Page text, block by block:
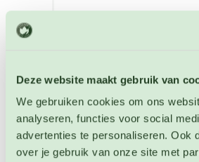
Deze website maakt gebruik van
We gebruiken cookies om ons
analyseren, functies voor social
advertenties te personaliseren. Ook
over je gebruik van onze site met
OP VOORRAAD